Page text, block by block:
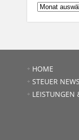
ARCHIV:
HOME
STEUER NEWS
LEISTUNGEN